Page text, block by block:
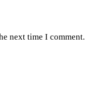
next time I comment.